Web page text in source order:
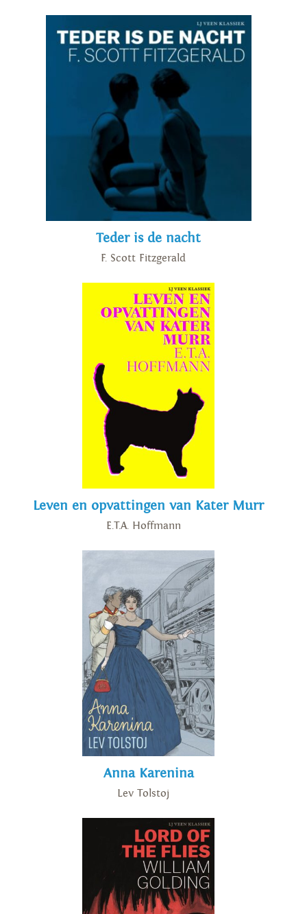
Teder is de nacht
F. Scott Fitzgerald
Leven en opvattingen van Kater Murr
E.T.A. Hoffmann
Anna Karenina
Lev Tolstoj